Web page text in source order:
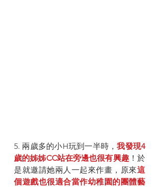
5. 兩歲多的小H玩到一半時，我發現4
歲的姊姊CC站在旁邊也很有興趣！於
是就邀請她兩人一起來作畫，原來這
個遊戲也很適合當作幼稚園的團體藝